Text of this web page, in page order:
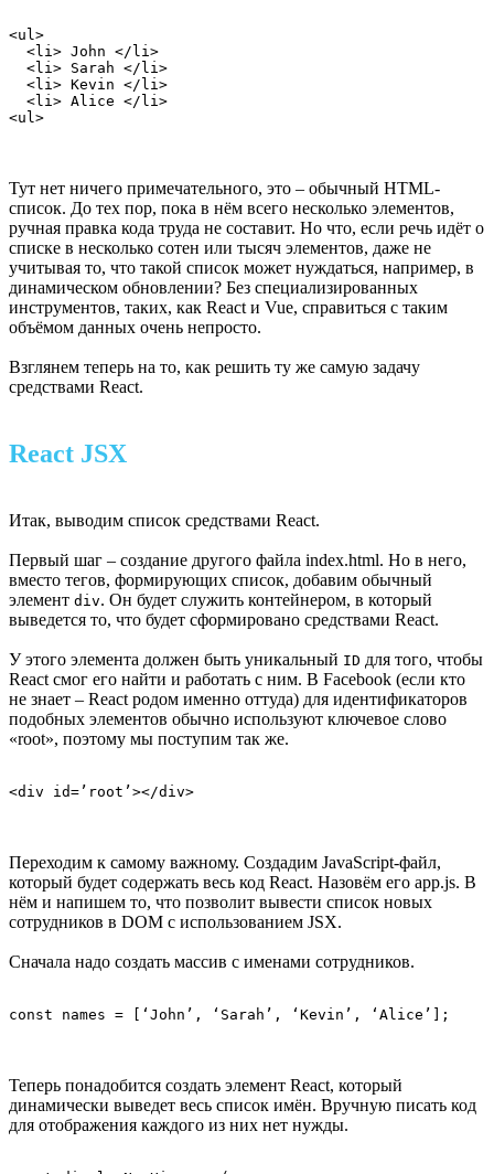
<ul>
<li> John </li>
<li> Sarah </li>
<li> Kevin </li>
<li> Alice </li>
<ul>
Тут нет ничего примечательного, это – обычный HTML-
список. До тех пор, пока в нём всего несколько элементов,
ручная правка кода труда не составит. Но что, если речь идёт о
списке в несколько сотен или тысяч элементов, даже не
учитывая то, что такой список может нуждаться, например, в
динамическом обновлении? Без специализированных
инструментов, таких, как React и Vue, справиться с таким
объёмом данных очень непросто.
Взглянем теперь на то, как решить ту же самую задачу
средствами React.
React JSX
Итак, выводим список средствами React.
Первый шаг – создание другого файла index.html. Но в него,
вместо тегов, формирующих список, добавим обычный
элемент div. Он будет служить контейнером, в который
выведется то, что будет сформировано средствами React.
У этого элемента должен быть уникальный ID для того, чтобы
React смог его найти и работать с ним. В Facebook (если кто
не знает – React родом именно оттуда) для идентификаторов
подобных элементов обычно используют ключевое слово
«root», поэтому мы поступим так же.
<div id=’root’></div>
Переходим к самому важному. Создадим JavaScript-файл,
который будет содержать весь код React. Назовём его app.js. В
нём и напишем то, что позволит вывести список новых
сотрудников в DOM с использованием JSX.
Сначала надо создать массив с именами сотрудников.
const names = [‘John’, ‘Sarah’, ‘Kevin’, ‘Alice’];
Теперь понадобится создать элемент React, который
динамически выведет весь список имён. Вручную писать код
для отображения каждого из них нет нужды.